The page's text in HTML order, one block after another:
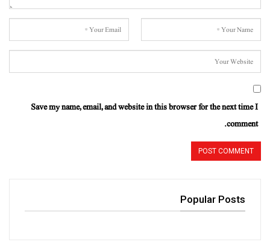
Save my name, email, and website in this browser for the next time I
comment.
Popular Posts